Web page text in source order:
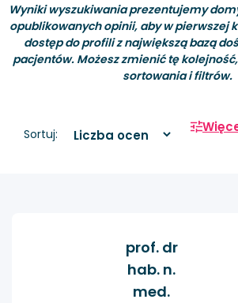
Wyniki wyszukiwania prezentujemy
opublikowanych opinii, aby w pierwszej
dostęp do profili z największą bazą
pacjentów. Możesz zmienić tę
sortowania i filtrów.
Sortuj:
prof. dr
hab. n.
med.